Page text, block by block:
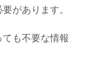
があります。
も不要な情報